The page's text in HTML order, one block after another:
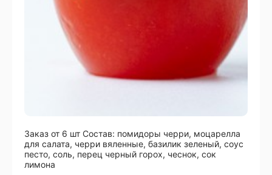
Заказ от 6 шт Состав: помидоры черри, моцарелла
для салата, черри вяленные, базилик зеленый, соус
песто, соль, перец черный горох, чеснок, сок
лимона